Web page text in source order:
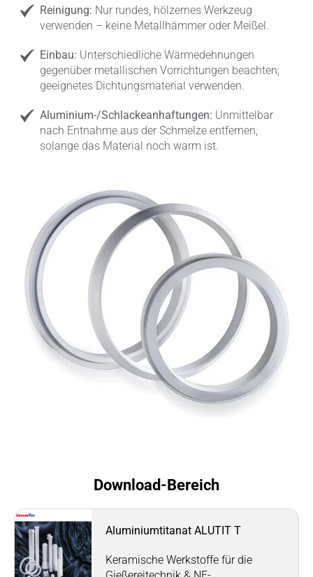
Reinigung: Nur rundes, hölzernes Werkzeug
verwenden – keine Metallhämmer oder Meißel.
Einbau: Unterschiedliche Wärmedehnungen
gegenüber metallischen Vorrichtungen beachten;
geeignetes Dichtungsmaterial verwenden.
Aluminium-/Schlackeanhaftungen: Unmittelbar
nach Entnahme aus der Schmelze entfernen,
solange das Material noch warm ist.
Download-Bereich
Aluminiumtitanat ALUTIT T
Keramische Werkstoffe für die